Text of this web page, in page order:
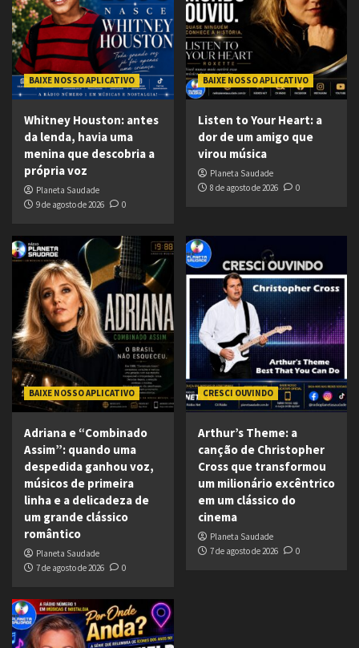
BAIXE NOSSO APLICATIVO
Whitney Houston: antes
da lenda, havia uma
menina que descobria a
própria voz
Planeta Saudade
9 de agosto de 2026
0
BAIXE NOSSO APLICATIVO
Listen to Your Heart: a
dor de um amigo que
virou música
Planeta Saudade
8 de agosto de 2026
0
BAIXE NOSSO APLICATIVO
Adriana e “Combinado
Assim”: quando uma
despedida ganhou voz,
músicos de primeira
linha e a delicadeza de
um grande clássico
romântico
Planeta Saudade
7 de agosto de 2026
0
CRESCI OUVINDO
Arthur’s Theme: a
canção de Christopher
Cross que transformou
um milionário excêntrico
em um clássico do
cinema
Planeta Saudade
7 de agosto de 2026
0